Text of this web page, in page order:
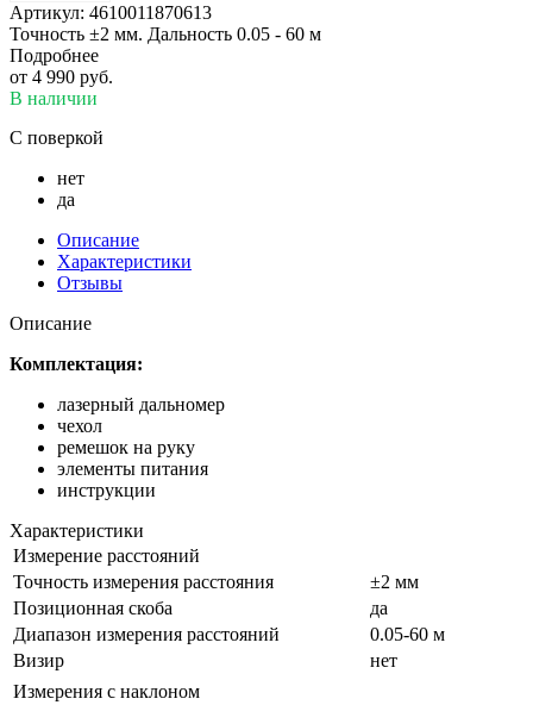
Артикул: 4610011870613
Точность ±2 мм. Дальность 0.05 - 60 м
Подробнее
от 4 990 руб.
В наличии
С поверкой
нет
да
Описание
Характеристики
Отзывы
Описание
Комплектация:
лазерный дальномер
чехол
ремешок на руку
элементы питания
инструкции
Характеристики
Измерение расстояний
Точность измерения расстояния
±2 мм
Позиционная скоба
да
Диапазон измерения расстояний
0.05-60 м
Визир
нет
Измерения с наклоном